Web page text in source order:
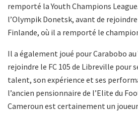
remporté la Youth Champions
l’Olympik Donetsk, avant de
Finlande, où il a remporté le
Il a également joué pour Carabobo au
rejoindre le FC 105 de Libreville pour
talent, son expérience et ses
l’ancien pensionnaire de l’Elite du
Cameroun est certainement un